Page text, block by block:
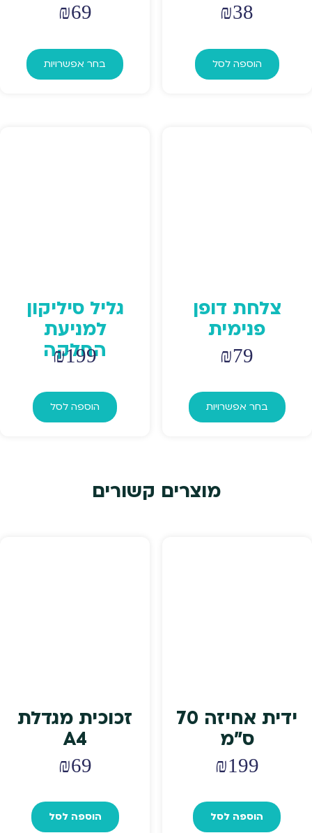
₪38
הוספה לסל
₪69
בחר אפשרויות
זה
צלחת דופן
פנימית
₪79
בחר אפשרויות
זה
לבחור
גליל סיליקון
למניעת
החלקה
₪199
הוספה לסל
מוצרים קשורים
ידית אחיזה 70
ס"מ
₪199
הוספה לסל
זכוכית מגדלת
A4
₪69
הוספה לסל